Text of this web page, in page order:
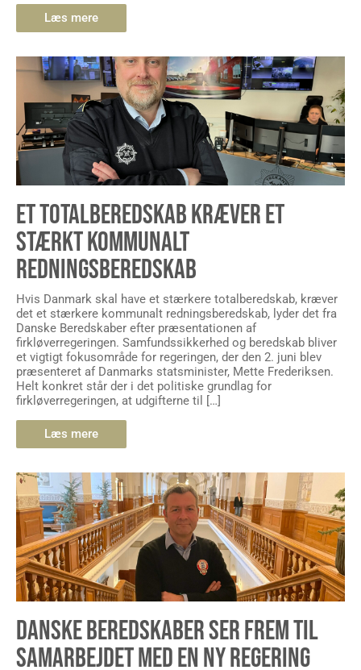
Læs mere
ET TOTALBEREDSKAB KRÆVER ET
STÆRKT KOMMUNALT
REDNINGSBEREDSKAB
Hvis Danmark skal have et stærkere totalberedskab, kræver
det et stærkere kommunalt redningsberedskab, lyder det fra
Danske Beredskaber efter præsentationen af
firkløverregeringen. Samfundssikkerhed og beredskab bliver
et vigtigt fokusområde for regeringen, der den 2. juni blev
præsenteret af Danmarks statsminister, Mette Frederiksen.
Helt konkret står der i det politiske grundlag for
firkløverregeringen, at udgifterne til […]
Læs mere
DANSKE BEREDSKABER SER FREM TIL
SAMARBEJDET MED EN NY REGERING